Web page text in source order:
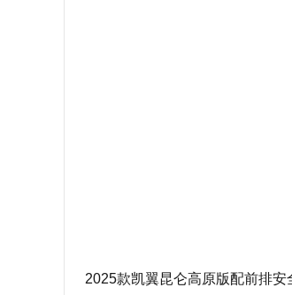
2025款凯翼昆仑高原版配前排